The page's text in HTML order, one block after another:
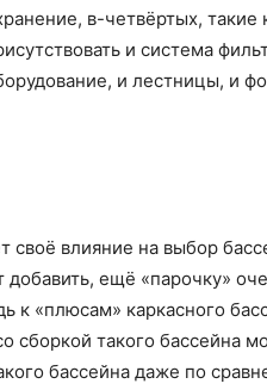
в-четвёртых, такие
и система
и лестницы, и
своё влияние на выбор
добавить, ещё «парочку»
к «плюсам» каркасного
сборкой такого бассейна
бассейна даже по